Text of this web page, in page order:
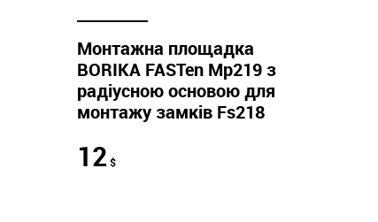
Монтажна площадка
BORIKA FASTen Mp219 з
радіусною основою для
монтажу замків Fs218
12 $